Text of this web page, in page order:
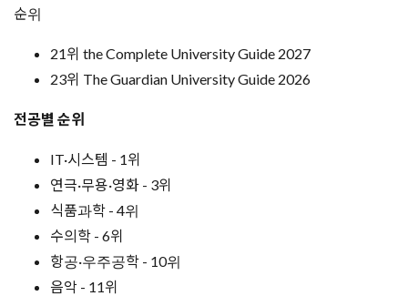
순위
21위 the Complete University Guide 2027
23위 The Guardian University Guide 2026
전공별 순위
IT·시스템 - 1위
연극·무용·영화 - 3위
식품과학 - 4위
수의학 - 6위
항공·우주공학 - 10위
음악 - 11위